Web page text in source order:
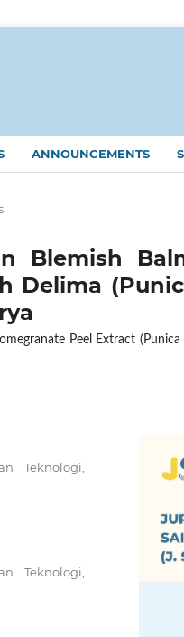
ANNOUNCEMENTS
Blemish
Delima
Peel Extract
Teknologi,
Teknologi,